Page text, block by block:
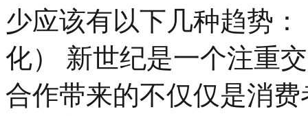
少应该有以下几种趋势
化） 新世纪是一个注重
合作带来的不仅仅是消